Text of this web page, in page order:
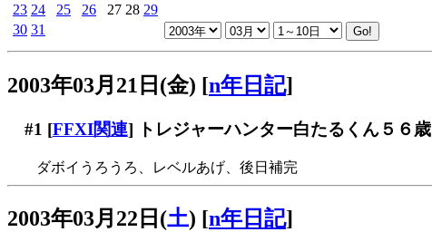
23 24 25 26 27 28 29
30 31
2003年03月21日(金) [n年日記]
#1 [FFXI関連] トレジャーハンター白たるくん５６歳
ダボイうろうろ、レベルあげ、後日補完
2003年03月22日(土) [n年日記]